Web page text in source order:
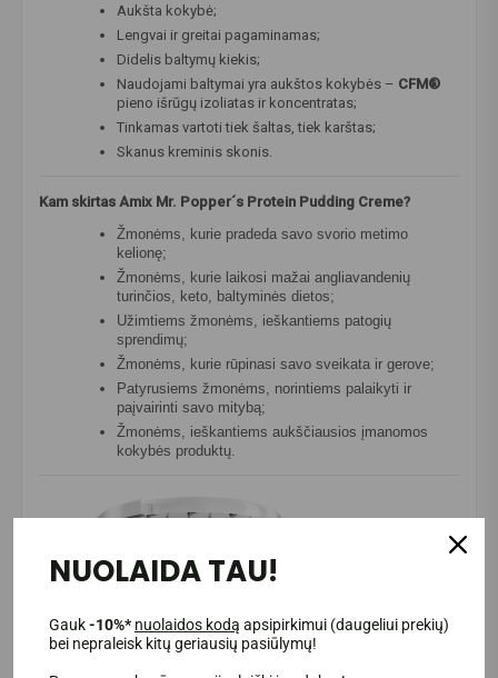
Aukšta kokybė;
Lengvai ir greitai pagaminamas;
Didelis baltymų kiekis;
Naudojami baltymai yra aukštos kokybės – CFM®
pieno išrūgų izoliatas ir koncentratas;
Tinkamas vartoti tiek šaltas, tiek karštas;
Skanus kreminis skonis.
Kam skirtas Amix Mr. Popper´s Protein Pudding Creme?
Žmonėms, kurie pradeda savo svorio metimo
kelionę;
Žmonėms, kurie laikosi mažai angliavandenių
turinčios, keto, baltyminės dietos;
Užimtiems žmonėms, ieškantiems patogių
sprendimų;
Žmonėms, kurie rūpinasi savo sveikata ir gerove;
Patyrusiems žmonėms, norintiems palaikyti ir
paįvairinti savo mitybą;
Žmonėms, ieškantiems aukščiausios įmanomos
kokybės produktų.
NUOLAIDA TAU!
Gauk-10%* nuolaidos kodą apsipirkimui (daugeliui prekių)
bei nepraleisk kitų geriausių pasiūlymų!